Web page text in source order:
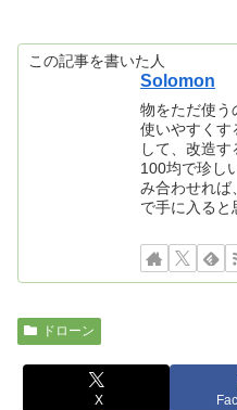
この記事を書いた人
Solomon
物をただ使う
使いやすくす
して、改造す
100均で珍し
み合わせれば
で手に入ると
ドローン
X